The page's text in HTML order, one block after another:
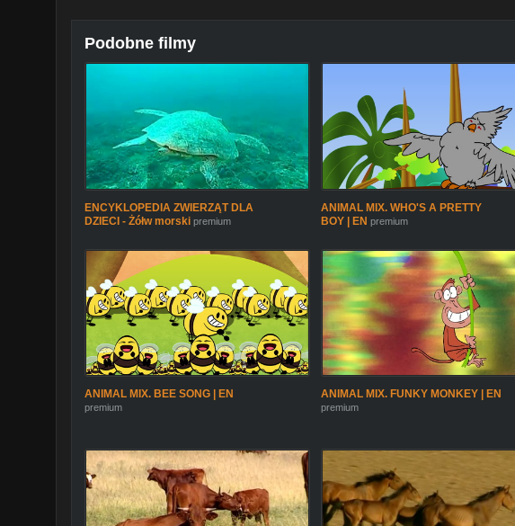
Podobne filmy
ENCYKLOPEDIA ZWIERZĄT DLA
DZIECI - Żółw morski premium
ANIMAL MIX. WHO'S A PRETTY
BOY | EN premium
ANIMAL MIX. BEE SONG | EN
premium
ANIMAL MIX. FUNKY MONKEY | EN
premium